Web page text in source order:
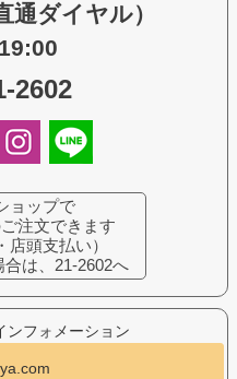
ンフォメーション
通ダイヤル）
2602
ョップで
注文できます
店頭支払い）
は、21-2602へ